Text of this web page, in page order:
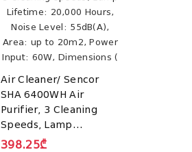
Air Cleaner/ Sencor
SHA 6400WH Air
Purifier, 3 Cleaning
Speeds, Lamp
Lifetime: 20,000 Hours,
398.25₾